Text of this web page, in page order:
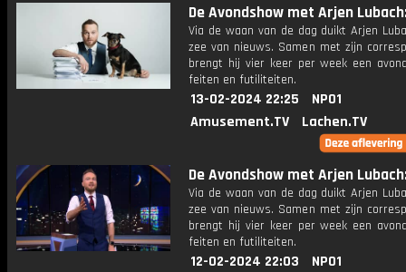
De Avondshow met Arjen
Via de waan van de dag duikt Arjen
zee van nieuws. Samen met zijn
brengt hij vier keer per week een
feiten en futiliteiten.
13-02-2024 22:25
NPO1
Amusement.TV
Lachen.TV
De Avondshow met Arjen
Via de waan van de dag duikt Arjen
zee van nieuws. Samen met zijn
brengt hij vier keer per week een
feiten en futiliteiten.
12-02-2024 22:03
NPO1